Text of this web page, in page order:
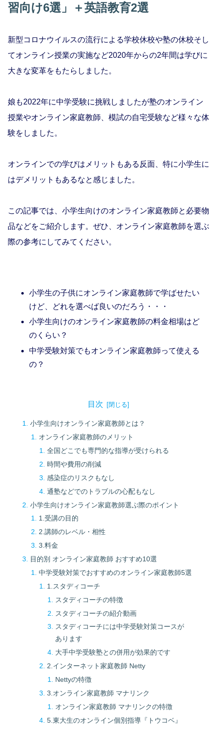
習向け6選」＋英語教育2選
新型コロナウイルスの流行による学校休校や塾の休校そし
てオンライン授業の実施など2020年からの2年間は学びに
大きな変革をもたらしました。
娘も2022年に中学受験に挑戦しましたが塾のオンライン
授業やオンライン家庭教師、模試の自宅受験など様々な体
験をしました。
オンラインでの学びはメリットもある反面、特に小学生に
はデメリットもあるなと感じました。
この記事では、小学生向けのオンライン家庭教師と必要物
品などをご紹介します。ぜひ、オンライン家庭教師を選ぶ
際の参考にしてみてください。
小学生の子供にオンライン家庭教師で学ばせたい
けど、どれを選べば良いのだろう・・・
小学生向けのオンライン家庭教師の料金相場はど
のくらい？
中学受験対策でもオンライン家庭教師って使える
の？
目次
小学生向けオンライン家庭教師とは？
オンライン家庭教師のメリット
全国どこでも専門的な指導が受けられる
時間や費用の削減
感染症のリスクもなし
通塾などでのトラブルの心配もなし
小学生向けオンライン家庭教師選ぶ際のポイント
1.受講の目的
2.講師のレベル・相性
3.料金
目的別 オンライン家庭教師 おすすめ10選
中学受験対策でおすすめのオンライン家庭教師5選
1.スタディコーチ
スタディコーチの特徴
スタディコーチの紹介動画
スタディコーチには中学受験対策コースが
あります
大手中学受験塾との併用が効果的です
2.インターネット家庭教師 Netty
Nettyの特徴
3.オンライン家庭教師 マナリンク
オンライン家庭教師 マナリンクの特徴
5.東大生のオンライン個別指導『トウコベ』